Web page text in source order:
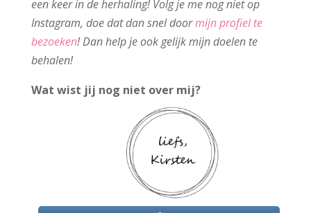
een keer in de herhaling! Volg je me nog niet op
Instagram, doe dat dan snel doormijn profiel te
bezoeken! Dan help je ook gelijk mijn doelen te
behalen!
Wat wist jij nog niet over mij?